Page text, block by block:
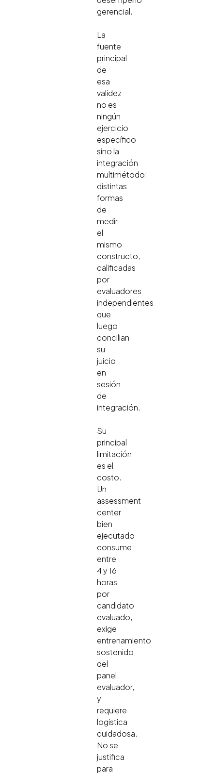
gerencial.
La
fuente
principal
de
esa
validez
no es
ningún
ejercicio
específico
sino la
integración
multimétodo:
distintas
formas
de
medir
el
mismo
constructo,
calificadas
por
evaluadores
independientes
que
luego
concilian
su
juicio
en
sesión
de
integración.
Su
principal
limitación
es el
costo.
Un
assessment
center
bien
ejecutado
consume
entre
4 y 16
horas
por
candidato
evaluado,
exige
entrenamiento
sostenido
del
panel
evaluador,
y
requiere
logística
cuidadosa.
No se
justifica
para